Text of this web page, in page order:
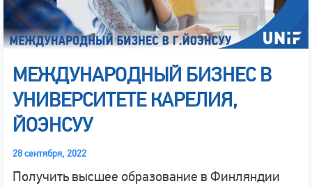
МЕЖДУНАРОДНЫЙ БИЗНЕС В
УНИВЕРСИТЕТЕ КАРЕЛИЯ,
ЙОЭНСУУ
28 сентября, 2022
Получить высшее образование в Финляндии